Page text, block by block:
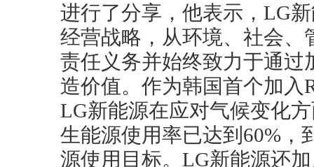
进行了分享，他表示，LG
经营战略，从环境、社会
责任义务并始终致力于通过
造价值。作为韩国首个加入
LG新能源在应对气候变化
生能源使用率已达到60%，
源使用目标。LG新能源还